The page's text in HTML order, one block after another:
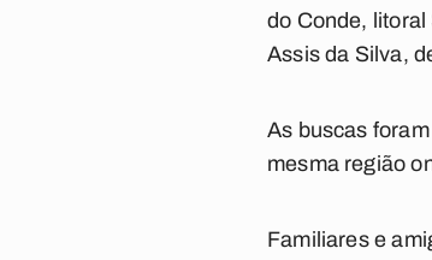
do Conde,
Assis da Silva,
As buscas
mesma região
Familiares e